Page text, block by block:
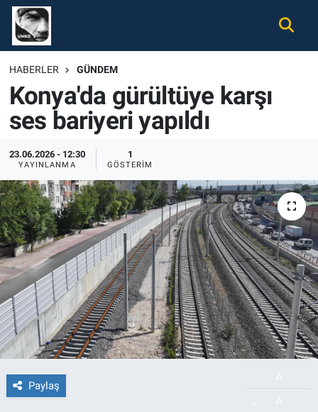
HABERLER GÜNDEM
Konya'da gürültüye karşı
ses bariyeri yapıldı
23.06.2026 - 12:30
YAYINLANMA
1
GÖSTERIM
Paylaş
Gündem
Ekonomi
Spor
Magazin
Tüm Haberler
İletişim
Künye
Nöbetçi Eczaneler
Hava Durumu
Namaz Vakitleri
Trafik Durumu
Süper Lig Puan Durumu ve Fikstür
Tüm Manşetler
Son Dakika Haberleri
Haber Arşivi